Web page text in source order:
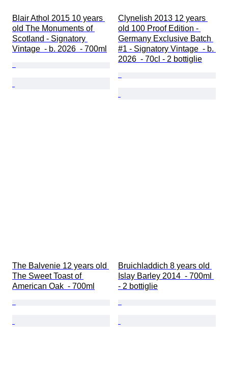
Blair Athol 2015 10 years
old The Monuments of
Scotland - Signatory
Vintage  - b. 2026  - 700ml
Clynelish 2013 12 years
old 100 Proof Edition -
Germany Exclusive Batch
#1 - Signatory Vintage  - b.
2026  - 70cl - 2 bottiglie
The Balvenie 12 years old
The Sweet Toast of
American Oak  - 700ml
Bruichladdich 8 years old
Islay Barley 2014  - 700ml
- 2 bottiglie